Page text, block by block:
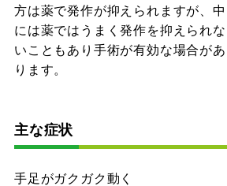
方は薬で発作が抑えられますが、中
には薬ではうまく発作を抑えられな
いこともあり手術が有効な場合があ
ります。
主な症状
手足がガクガク動く